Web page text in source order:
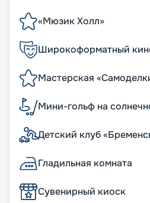
«Мюзик Холл»
Широкоформатный
Мастерская
Мини-гольф на
Детский клуб
Гладильная комната
Сувенирный киоск